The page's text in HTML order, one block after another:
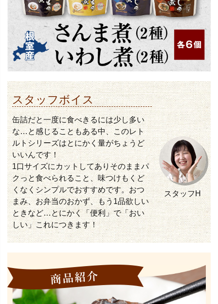
スタッフボイス
缶詰だと一度に食べきるには少し多い
な…と感じることもある中、このレト
ルトシリーズはとにかく量がちょうど
いいんです！
1口サイズにカットしてありそのままパ
クっと食べられること、味つけもくど
くなくシンプルでおすすめです。おつ
まみ、お弁当のおかず、もう1品欲しい
ときなど…とにかく「便利」で「おい
しい」これにつきます！
スタッフH